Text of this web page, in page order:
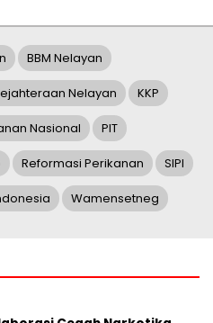
BBM Nelayan
Nelayan KKP
Nasional PIT
Reformasi Perikanan SIPI
Wamensetneg